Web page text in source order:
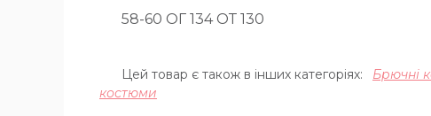
58-60 ОГ 134 ОТ 130
Цей товар є також в інших категоріях: Брючні
костюми